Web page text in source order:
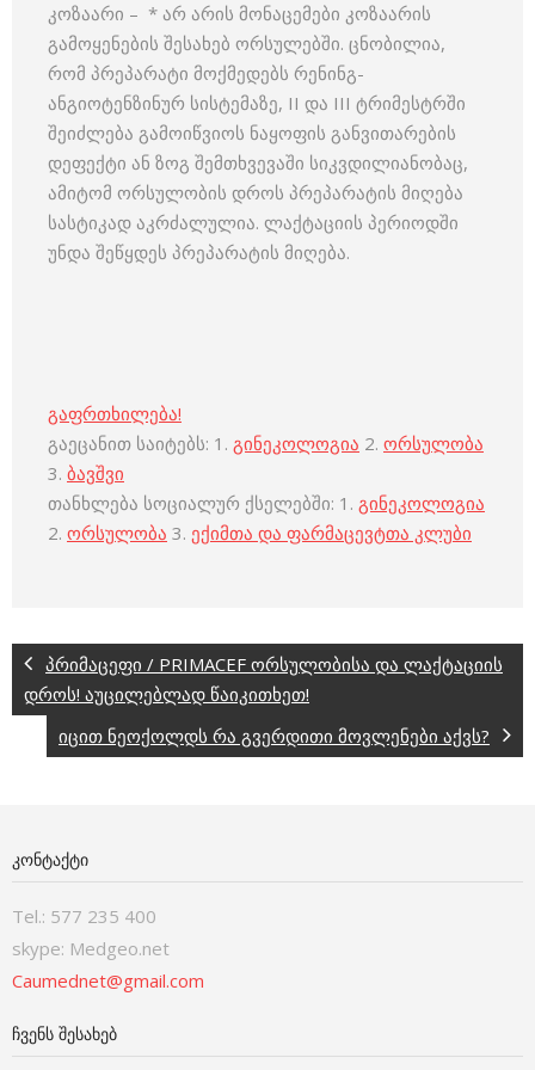
კოზაარი – * არ არის მონაცემები კოზაარის
გამოყენების შესახებ ორსულებში. ცნობილია,
რომ პრეპარატი მოქმედებს რენინგ-
ანგიოტენზინურ სისტემაზე, II და III ტრიმესტრში
შეიძლება გამოიწვიოს ნაყოფის განვითარების
დეფექტი ან ზოგ შემთხვევაში სიკვდილიანობაც,
ამიტომ ორსულობის დროს პრეპარატის მიღება
სასტიკად აკრძალულია. ლაქტაციის პერიოდში
უნდა შეწყდეს პრეპარატის მიღება.
გაფრთხილება!
გაეცანით საიტებს: 1. გინეკოლოგია 2. ორსულობა
3. ბავშვი
თანხლება სოციალურ ქსელებში: 1. გინეკოლოგია
2. ორსულობა 3. ექიმთა და ფარმაცევტთა კლუბი
პრიმაცეფი / PRIMACEF ორსულობისა და ლაქტაციის
დროს! აუცილებლად წაიკითხეთ!
იცით ნეოქოლდს რა გვერდითი მოვლენები აქვს?
ᲙᲝᲜᲢᲐᲥᲢᲘ
Tel.: 577 235 400
skype: Medgeo.net
Caumednet@gmail.com
ᲩᲕᲔᲜᲡ ᲨᲔᲡᲐᲮᲔᲑ